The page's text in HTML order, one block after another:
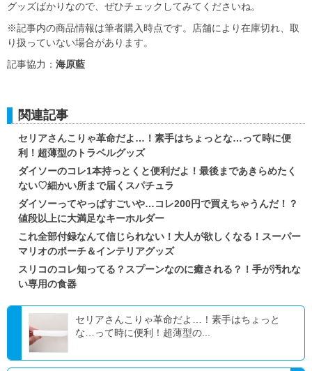
グッズばかりなので、ぜひチェックしてみてくださいね。
※記事内の商品情報は筆者購入時点です。店舗により在庫切れ、取
り扱っていない場合があります。
記事協力： 海原藍
関連記事
セリアさんこりゃ革命だよ…！素手はちょっとな…って時に便
利！超薄型のトラベルグッズ
ダイソーのコレ1本持っとくと便利だよ！最後まであきらめたく
ない♡細かい所まで届くスパチュラ
ダイソーってやっぱすごいや…コレ200円で買えちゃうんだ！？
値段以上に大満足なキーホルダー
これ全部付録なんて信じられない！大人が欲しくなる！スーパー
マリオのポーチ＆インテリアグッズ
スリコのコレ知ってる？スプーンなのに癒される？！手が汚れな
い専用の食器
セリアさんこりゃ革命だよ…！素手はちょっと
な…って時に便利！超薄型の...